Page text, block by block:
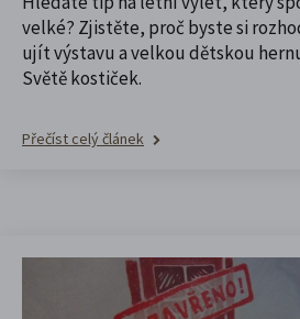
velké? Zjistěte, proč byste si
ujít výstavu a velkou dětskou
Světě kostiček.
Přečíst celý článek